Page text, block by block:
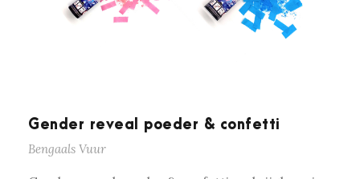
Gender reveal poeder & confetti
Bengaals Vuur